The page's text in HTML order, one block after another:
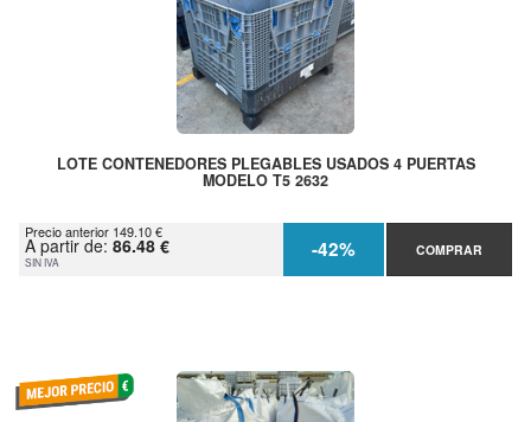
LOTE CONTENEDORES PLEGABLES USADOS 4 PUERTAS
MODELO T5 2632
Precio anterior 149.10 €
A partir de: 86.48 €
SIN IVA -42% COMPRAR